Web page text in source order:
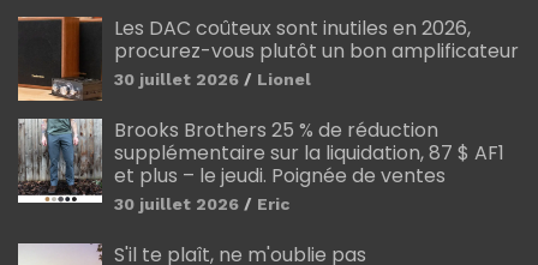
Les DAC coûteux sont inutiles en 2026,
procurez-vous plutôt un bon amplificateur
30 juillet 2026 Lionel
Brooks Brothers 25 % de réduction
supplémentaire sur la liquidation, 87 $ AF1
et plus – le jeudi. Poignée de ventes
30 juillet 2026 Eric
S'il te plaît, ne m'oublie pas